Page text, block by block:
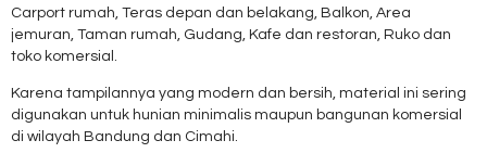
Carport rumah, Teras depan dan belakang, Balkon, Area
jemuran, Taman rumah, Gudang, Kafe dan restoran, Ruko dan
toko komersial.
Karena tampilannya yang modern dan bersih, material ini sering
digunakan untuk hunian minimalis maupun bangunan komersial
di wilayah Bandung dan Cimahi.